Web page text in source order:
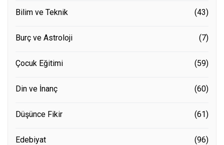
Bilim ve Teknik (43)
Burç ve Astroloji (7)
Çocuk Eğitimi (59)
Din ve İnanç (60)
Düşünce Fikir (61)
Edebiyat (96)